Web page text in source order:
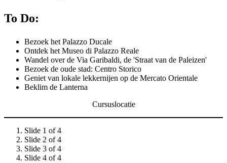
To Do:
Bezoek het Palazzo Ducale
Ontdek het Museo di Palazzo Reale
Wandel over de Via Garibaldi, de 'Straat van de Paleizen'
Bezoek de oude stad: Centro Storico
Geniet van lokale lekkernijen op de Mercato Orientale
Beklim de Lanterna
Cursuslocatie
Slide 1 of 4
Slide 2 of 4
Slide 3 of 4
Slide 4 of 4